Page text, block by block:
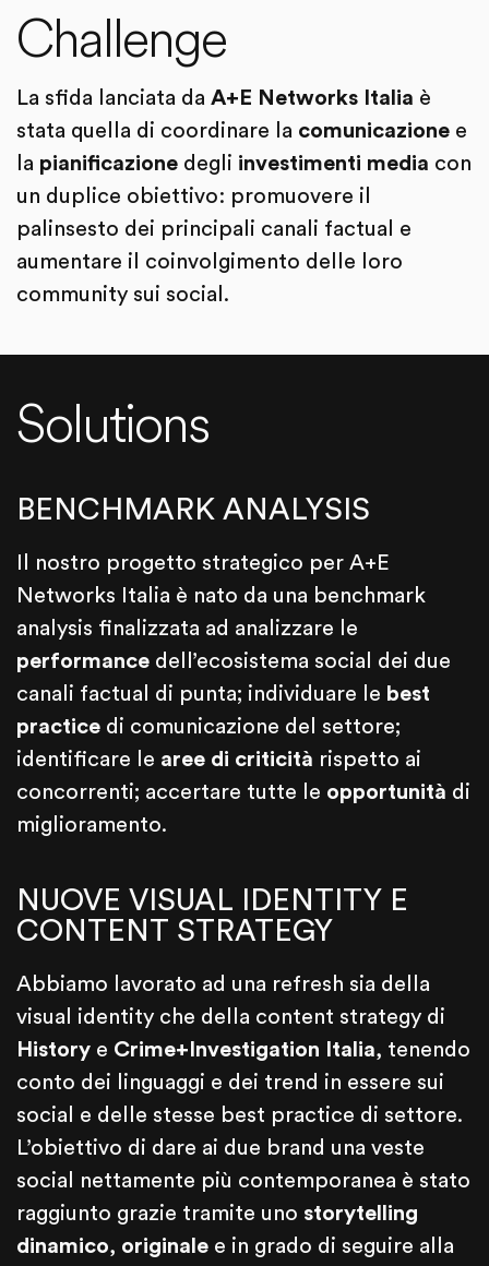
Challenge
La sfida lanciata da A+E Networks Italia è
stata quella di coordinare la comunicazione e
la pianificazione degli investimenti media con
un duplice obiettivo: promuovere il
palinsesto dei principali canali factual e
aumentare il coinvolgimento delle loro
community sui social.
Solutions
BENCHMARK ANALYSIS
Il nostro progetto strategico per A+E
Networks Italia è nato da una benchmark
analysis finalizzata ad analizzare le
performance dell’ecosistema social dei due
canali factual di punta; individuare le best
practice di comunicazione del settore;
identificare le aree di criticità rispetto ai
concorrenti; accertare tutte le opportunità di
miglioramento.
NUOVE VISUAL IDENTITY E
CONTENT STRATEGY
Abbiamo lavorato ad una refresh sia della
visual identity che della content strategy di
History e Crime+Investigation Italia, tenendo
conto dei linguaggi e dei trend in essere sui
social e delle stesse best practice di settore.
L’obiettivo di dare ai due brand una veste
social nettamente più contemporanea è stato
raggiunto grazie tramite uno storytelling
dinamico, originale e in grado di seguire alla